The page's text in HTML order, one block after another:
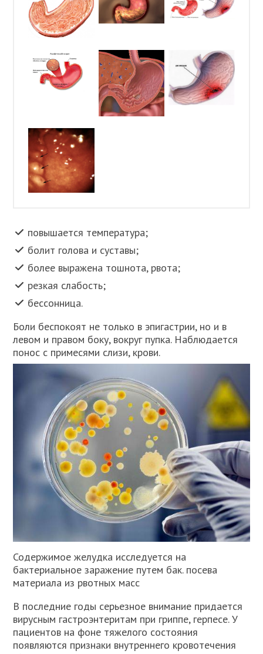
повышается температура;
болит голова и суставы;
более выражена тошнота, рвота;
резкая слабость;
бессонница.
Боли беспокоят не только в эпигастрии, но и в
левом и правом боку, вокруг пупка. Наблюдается
понос с примесями слизи, крови.
Содержимое желудка исследуется на
бактериальное заражение путем бак. посева
материала из рвотных масс
В последние годы серьезное внимание придается
вирусным гастроэнтеритам при гриппе, герпесе. У
пациентов на фоне тяжелого состояния
появляются признаки внутреннего кровотечения